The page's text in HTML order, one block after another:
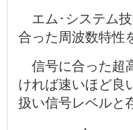
エム･システム技
合った周波数特性
信号に合った超
ければ速いほど良
扱い信号レベルと